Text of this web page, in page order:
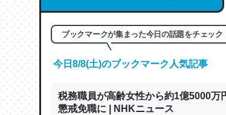
これは良記事。32768トークンだと英語
の伏線」は回収されないけど、短期記憶
やすく強くなりそう
ブックマークが集まった今日の話題をチェック
今日8/8(土)のブックマーク人気記事
税務職員が高齢女性から約1億5000万
懲戒免職に | NHKニュース